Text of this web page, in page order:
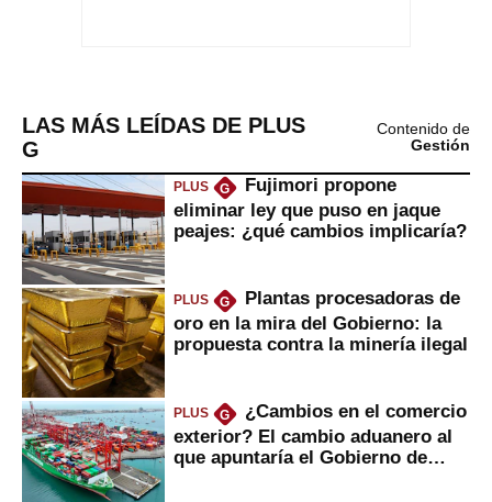
LAS MÁS LEÍDAS DE PLUS
G
Contenido de
Gestión
PLUS G
Fujimori propone
eliminar ley que puso en jaque
peajes: ¿qué cambios implicaría?
PLUS G
Plantas procesadoras de
oro en la mira del Gobierno: la
propuesta contra la minería ilegal
PLUS G
¿Cambios en el comercio
exterior? El cambio aduanero al
que apuntaría el Gobierno de